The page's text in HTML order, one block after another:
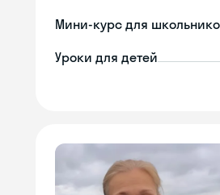
Мини-курс для
Уроки для детей